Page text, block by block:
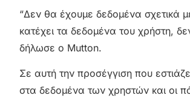
“Δεν θα έχουμε δεδομένα
κατέχει τα δεδομένα του χρήστη,
δήλωσε ο Mutton.
Σε αυτή την προσέγγιση που
στα δεδομένα των χρηστών και οι